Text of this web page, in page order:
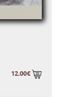
12.00€